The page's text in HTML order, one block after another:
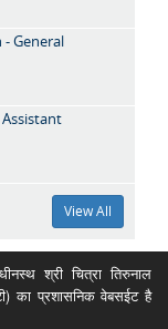
General
View All
श्री चित्रा तिरुनाल
का प्रशासनिक वेबसईट है